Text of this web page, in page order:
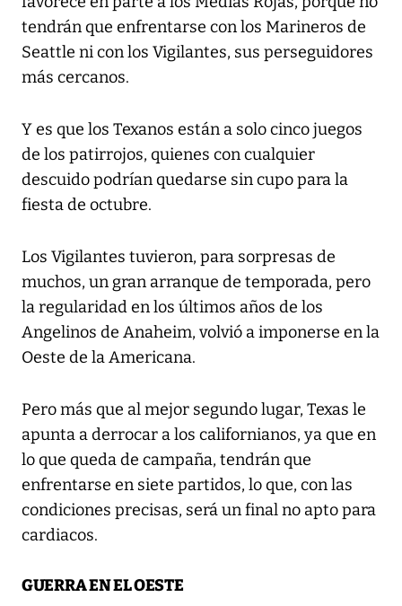
tendrán que enfrentarse con los Marineros de
Seattle ni con los Vigilantes, sus perseguidores
más cercanos.
Y es que los Texanos están a solo cinco juegos
de los patirrojos, quienes con cualquier
descuido podrían quedarse sin cupo para la
fiesta de octubre.
Los Vigilantes tuvieron, para sorpresas de
muchos, un gran arranque de temporada, pero
la regularidad en los últimos años de los
Angelinos de Anaheim, volvió a imponerse en la
Oeste de la Americana.
Pero más que al mejor segundo lugar, Texas le
apunta a derrocar a los californianos, ya que en
lo que queda de campaña, tendrán que
enfrentarse en siete partidos, lo que, con las
condiciones precisas, será un final no apto para
cardiacos.
GUERRA EN EL OESTE